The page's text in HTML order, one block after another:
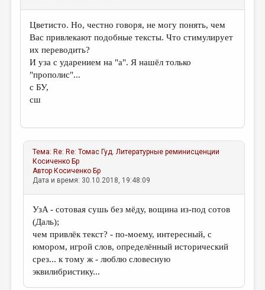
Цветисто. Но, честно говоря, не могу понять, чем
Вас привлекают подобные тексты. Что стимулирует
их переводить?
И уза с ударением на "а". Я нашёл только
"прополис"...
с БУ,
сш
Тема: Re: Re: Томас Гуд. Литературные реминисценции
Косиченко Бр
Автор Косиченко Бр
Дата и время: 30.10.2018, 19:48:09
УзA - сотовая сушь без мёду, вощина из-под сотов
(Даль);
чем привлёк текст? - по-моему, интересный, с
юмором, игрой слов, определённый исторический
срез... к тому ж - люблю словесную
эквилибристику...